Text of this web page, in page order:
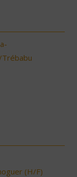
Trébabu
(H/F)